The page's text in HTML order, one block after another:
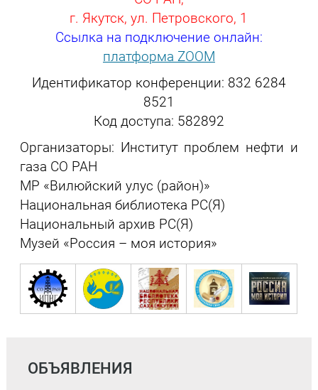
г. Якутск, ул. Петровского, 1
Ссылка на подключение онлайн:
платформа ZOOM
Идентификатор конференции: 832 6284
8521
Код доступа: 582892
Организаторы: Институт проблем нефти и
газа СО РАН
МР «Вилюйский улус (район)»
Национальная библиотека РС(Я)
Национальный архив РС(Я)
Музей «Россия – моя история»
ОБЪЯВЛЕНИЯ